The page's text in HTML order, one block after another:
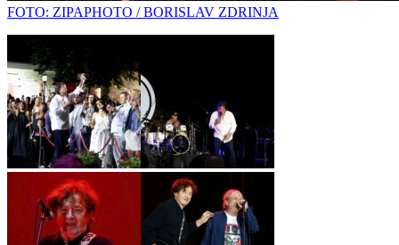
FOTO: ZIPAPHOTO / BORISLAV ZDRINJA